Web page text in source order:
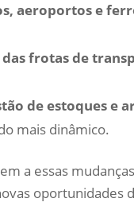
aeroportos e
frotas de
de estoques e
mais dinâmico.
a essas
oportunidades